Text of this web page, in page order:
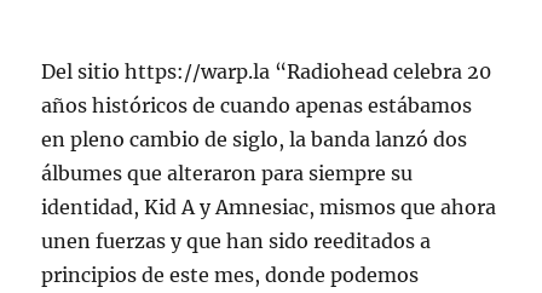
Del sitio https://warp.la “Radiohead celebra 20
años históricos de cuando apenas estábamos
en pleno cambio de siglo, la banda lanzó dos
álbumes que alteraron para siempre su
identidad, Kid A y Amnesiac, mismos que ahora
unen fuerzas y que han sido reeditados a
principios de este mes, donde podemos